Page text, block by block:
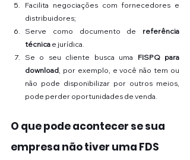
Facilita negociações com fornecedores e
distribuidores;
Serve como documento de referência
técnica e jurídica.
Se o seu cliente busca uma FISPQ para
download, por exemplo, e você não tem ou
não pode disponibilizar por outros meios,
pode perder oportunidades de venda.
O que pode acontecer se sua
empresa não tiver uma FDS